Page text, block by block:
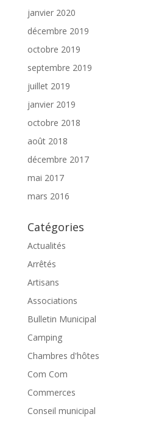
janvier 2020
décembre 2019
octobre 2019
septembre 2019
juillet 2019
janvier 2019
octobre 2018
août 2018
décembre 2017
mai 2017
mars 2016
Catégories
Actualités
Arrêtés
Artisans
Associations
Bulletin Municipal
Camping
Chambres d'hôtes
Com Com
Commerces
Conseil municipal